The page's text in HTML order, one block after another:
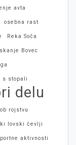
avta
osebna rast
Reka Soča
Bovec
s stopali
delu
rojstvu
lovski čevlji
aktivnosti